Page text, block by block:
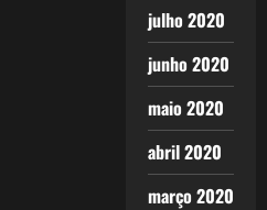
julho 2020
junho 2020
maio 2020
abril 2020
março 2020